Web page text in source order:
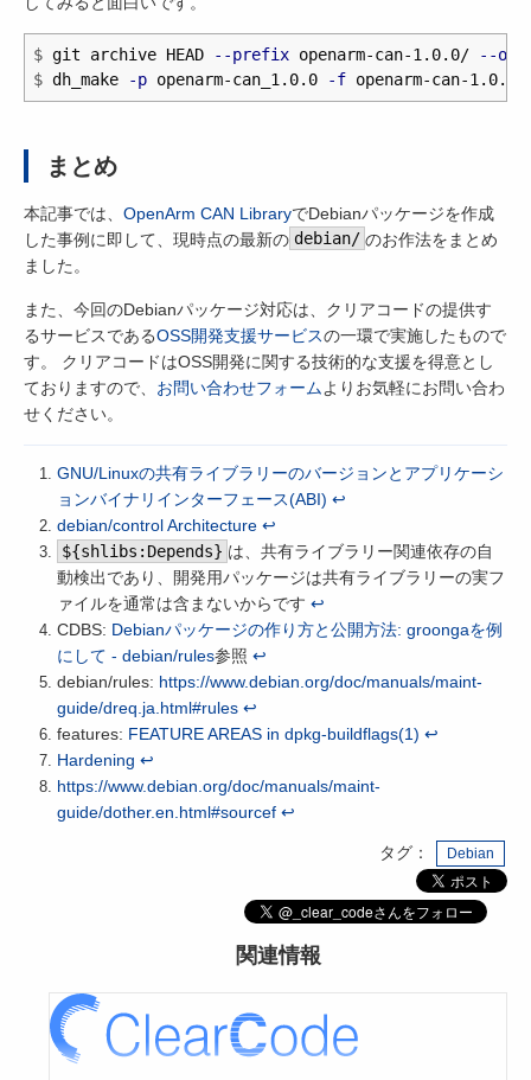
$ git archive HEAD --prefix openarm-can-1.0.0/
--
$ dh_make -p openarm-can_1.0.0 -f
まとめ
本記事では、 OpenArm CAN LibraryでDebianパッケージを作成
した事例に即して、現時点の最新の debian/ のお作法をまとめ
ました。
また、今回のDebianパッケージ対応は、クリアコードの提供す
るサービスであるOSS開発支援サービスの一環で実施したもので
す。 クリアコードはOSS開発に関する技術的な支援を得意とし
ておりますので、 お問い合わせフォームよりお気軽にお問い合わ
せください。
GNU/Linuxの共有ライブラリーのバージョンとアプリケーシ
ョンバイナリインターフェース(ABI) ↩
debian/control Architecture ↩
${shlibs:Depends} は、共有ライブラリー関連依存の自
動検出であり、開発用パッケージは共有ライブラリーの実フ
ァイルを通常は含まないからです ↩
CDBS: Debianパッケージの作り方と公開方法: groongaを例
にして - debian/rules参照 ↩
debian/rules: https://www.debian.org/doc/manuals/maint-
guide/dreq.ja.html#rules ↩
features: FEATURE AREAS in dpkg-buildflags(1) ↩
Hardening ↩
https://www.debian.org/doc/manuals/maint-
guide/dother.en.html#sourcef ↩
タグ： Debian
関連情報